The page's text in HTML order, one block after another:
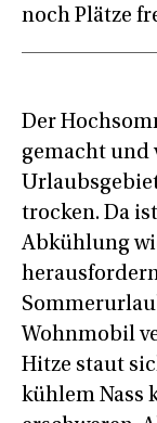
noch Plätze
Der
gemacht und
trocken. Da
Abkühlung
Wohnmobil
Hitze staut
kühlem Nass